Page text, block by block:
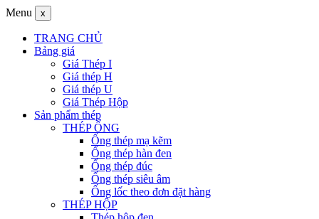
Menu x
TRANG CHỦ
Bảng giá
Giá Thép I
Giá thép H
Giá thép U
Giá Thép Hộp
Sản phẩm thép
THÉP ỐNG
Ống thép mạ kẽm
Ống thép hàn đen
Ống thép đúc
Ống thép siêu âm
Ống lốc theo đơn đặt hàng
THÉP HỘP